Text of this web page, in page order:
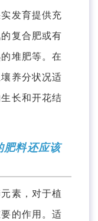
发育提供充
复合肥或有
堆肥等。在
养分状况适
长和开花结
肥料还应该
素，对于植
的作用。适